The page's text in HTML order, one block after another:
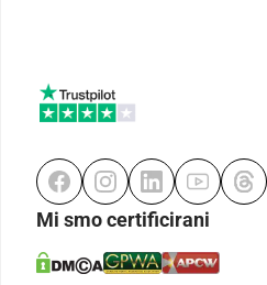
Mi smo certificirani